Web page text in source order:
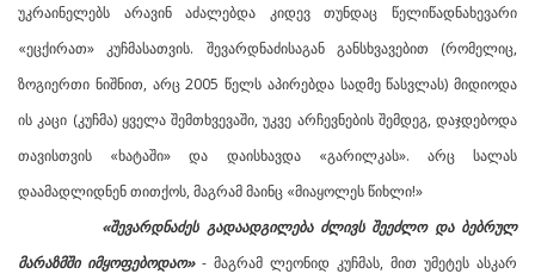
უკრაინელებს არავინ აძალებდა კიდევ თუნდაც წელიწადნახევარი
«ეცქირათ» კუჩმასათვის. შევარდნაძისაგან განსხვავებით (რომელიც,
ზოგიერთი ნიშნით, არც 2005 წელს აპირებდა სადმე წასვლას) მიდიოდა
ის კაცი (კუჩმა) ყველა შემთხვევაში, უკვე არჩევნების შემდეგ, დაჯდებოდა
თავისთვის «ხატაში» და დაისხავდა «გარილკას». არც სალას
დაამადლიდნენ თითქოს, მაგრამ მაინც «მიაყოლეს წიხლი!»
«შევარდნაძეს გადაადგილება ძლივს შეეძლო და ბებრულ
მარაზმში იმყოფებოდაო»- მაგრამ ლეონიდ კუჩმას, მით უმეტეს ასკარ